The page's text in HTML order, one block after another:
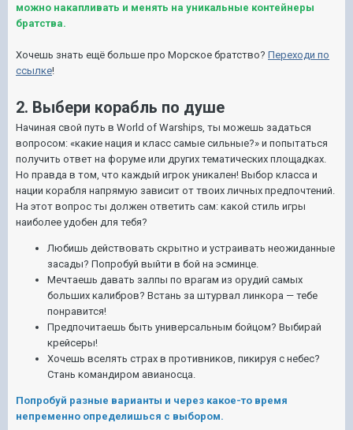
можно накапливать и менять на уникальные контейнеры
братства.
Хочешь знать ещё больше про Морское братство? Переходи по
ссылке!
2. Выбери корабль по душе
Начиная свой путь в World of Warships, ты можешь задаться
вопросом: «какие нация и класс самые сильные?» и попытаться
получить ответ на форуме или других тематических площадках.
Но правда в том, что каждый игрок уникален! Выбор класса и
нации корабля напрямую зависит от твоих личных предпочтений.
На этот вопрос ты должен ответить сам: какой стиль игры
наиболее удобен для тебя?
Любишь действовать скрытно и устраивать неожиданные
засады? Попробуй выйти в бой на эсминце.
Мечтаешь давать залпы по врагам из орудий самых
больших калибров? Встань за штурвал линкора — тебе
понравится!
Предпочитаешь быть универсальным бойцом? Выбирай
крейсеры!
Хочешь вселять страх в противников, пикируя с небес?
Стань командиром авианосца.
Попробуй разные варианты и через какое-то время
непременно определишься с выбором.